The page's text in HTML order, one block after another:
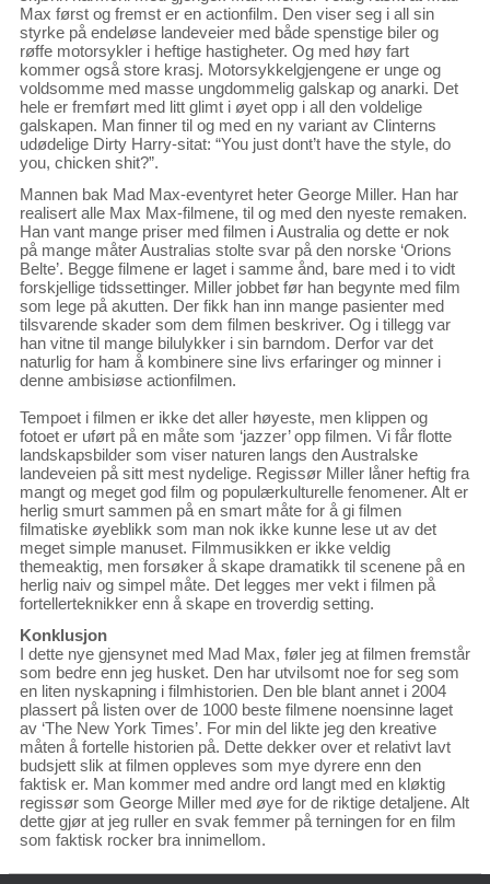
Max først og fremst er en actionfilm. Den viser seg i all sin
styrke på endeløse landeveier med både spenstige biler og
røffe motorsykler i heftige hastigheter. Og med høy fart
kommer også store krasj. Motorsykkelgjengene er unge og
voldsomme med masse ungdommelig galskap og anarki. Det
hele er fremført med litt glimt i øyet opp i all den voldelige
galskapen. Man finner til og med en ny variant av Clinterns
udødelige Dirty Harry-sitat: “You just dont’t have the style, do
you, chicken shit?”.
Mannen bak Mad Max-eventyret heter George Miller. Han har
realisert alle Max Max-filmene, til og med den nyeste remaken.
Han vant mange priser med filmen i Australia og dette er nok
på mange måter Australias stolte svar på den norske ‘Orions
Belte’. Begge filmene er laget i samme ånd, bare med i to vidt
forskjellige tidssettinger. Miller jobbet før han begynte med film
som lege på akutten. Der fikk han inn mange pasienter med
tilsvarende skader som dem filmen beskriver. Og i tillegg var
han vitne til mange bilulykker i sin barndom. Derfor var det
naturlig for ham å kombinere sine livs erfaringer og minner i
denne ambisiøse actionfilmen.
Tempoet i filmen er ikke det aller høyeste, men klippen og
fotoet er uført på en måte som ‘jazzer’ opp filmen. Vi får flotte
landskapsbilder som viser naturen langs den Australske
landeveien på sitt mest nydelige. Regissør Miller låner heftig fra
mangt og meget god film og populærkulturelle fenomener. Alt er
herlig smurt sammen på en smart måte for å gi filmen
filmatiske øyeblikk som man nok ikke kunne lese ut av det
meget simple manuset. Filmmusikken er ikke veldig
themeaktig, men forsøker å skape dramatikk til scenene på en
herlig naiv og simpel måte. Det legges mer vekt i filmen på
fortellerteknikker enn å skape en troverdig setting.
Konklusjon
I dette nye gjensynet med Mad Max, føler jeg at filmen fremstår
som bedre enn jeg husket. Den har utvilsomt noe for seg som
en liten nyskapning i filmhistorien. Den ble blant annet i 2004
plassert på listen over de 1000 beste filmene noensinne laget
av ‘The New York Times’. For min del likte jeg den kreative
måten å fortelle historien på. Dette dekker over et relativt lavt
budsjett slik at filmen oppleves som mye dyrere enn den
faktisk er. Man kommer med andre ord langt med en kløktig
regissør som George Miller med øye for de riktige detaljene. Alt
dette gjør at jeg ruller en svak femmer på terningen for en film
som faktisk rocker bra innimellom.